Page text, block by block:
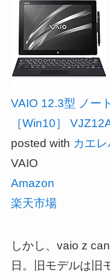
VAIO 12.3型 ノー
［Win10］
posted with カエ
VAIO
Amazon
楽天市場
しかし、vaio z
日。旧モデルは旧